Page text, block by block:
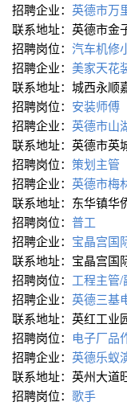
招聘企业： 英德市万
联系地址：英德市金
招聘岗位： 汽车机修
招聘企业： 美家天花
联系地址：城西永顺
招聘岗位： 安装师傅
招聘企业： 英德市山
联系地址：英德市英
招聘岗位： 策划主管
招聘企业： 英德市梅
联系地址：东华镇华
招聘岗位： 普工
招聘企业： 宝晶宫国
联系地址：宝晶宫国
招聘岗位： 工程主管/
招聘企业： 英德三基
联系地址：英红工业
招聘岗位： 电子厂品
招聘企业： 英德乐蚁
联系地址：英州大道
招聘岗位： 歌手